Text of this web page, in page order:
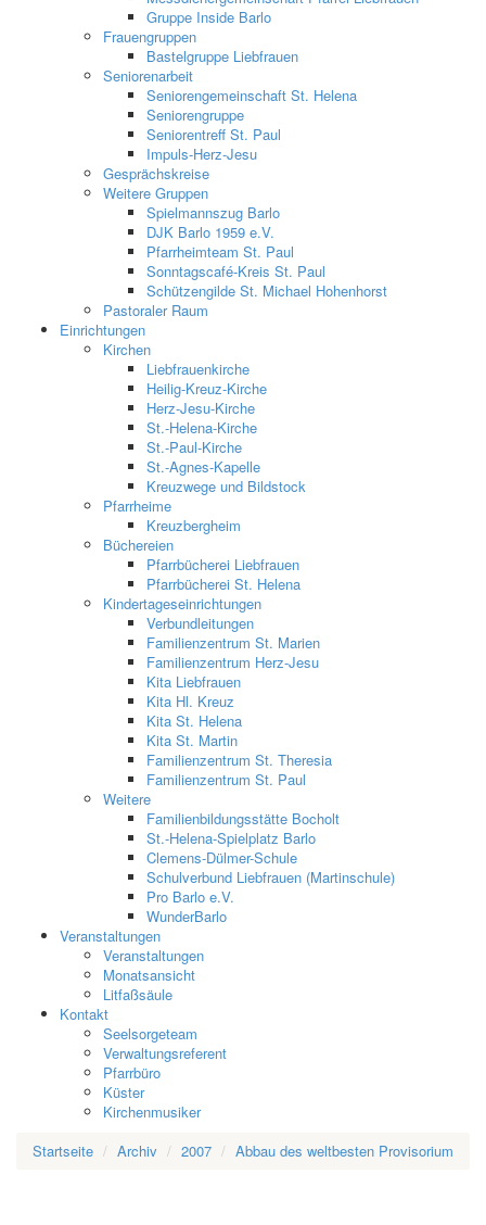
Gruppe Inside Barlo
Frauengruppen
Bastelgruppe Liebfrauen
Seniorenarbeit
Seniorengemeinschaft St. Helena
Seniorengruppe
Seniorentreff St. Paul
Impuls-Herz-Jesu
Gesprächskreise
Weitere Gruppen
Spielmannszug Barlo
DJK Barlo 1959 e.V.
Pfarrheimteam St. Paul
Sonntagscafé-Kreis St. Paul
Schützengilde St. Michael Hohenhorst
Pastoraler Raum
Einrichtungen
Kirchen
Liebfrauenkirche
Heilig-Kreuz-Kirche
Herz-Jesu-Kirche
St.-Helena-Kirche
St.-Paul-Kirche
St.-Agnes-Kapelle
Kreuzwege und Bildstock
Pfarrheime
Kreuzbergheim
Büchereien
Pfarrbücherei Liebfrauen
Pfarrbücherei St. Helena
Kindertageseinrichtungen
Verbundleitungen
Familienzentrum St. Marien
Familienzentrum Herz-Jesu
Kita Liebfrauen
Kita Hl. Kreuz
Kita St. Helena
Kita St. Martin
Familienzentrum St. Theresia
Familienzentrum St. Paul
Weitere
Familienbildungsstätte Bocholt
St.-Helena-Spielplatz Barlo
Clemens-Dülmer-Schule
Schulverbund Liebfrauen (Martinschule)
Pro Barlo e.V.
WunderBarlo
Veranstaltungen
Veranstaltungen
Monatsansicht
Litfaßsäule
Kontakt
Seelsorgeteam
Verwaltungsreferent
Pfarrbüro
Küster
Kirchenmusiker
Startseite
Archiv 2007 Abbau des weltbesten Provisorium